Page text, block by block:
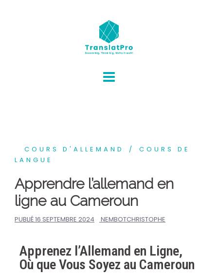
COURS D'ALLEMAND
COURS DE
LANGUE
Apprendre l’allemand en
ligne au Cameroun
PUBLIÉ16 SEPTEMBRE 2024 NEMBOTCHRISTOPHE
Apprenez l’Allemand en Ligne,
Où que Vous Soyez au Cameroun